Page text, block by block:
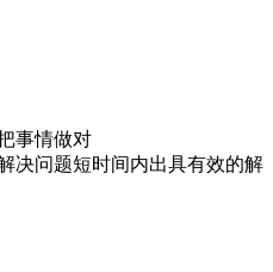
事情做对
决问题短时间内出具有效的解